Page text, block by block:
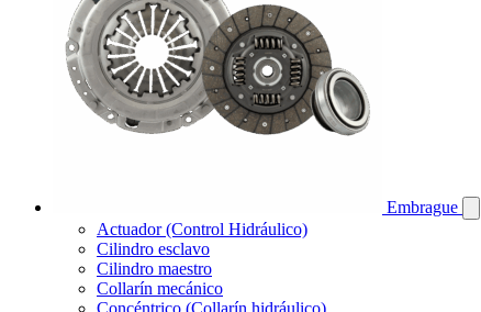
Embrague
Actuador (Control Hidráulico)
Cilindro esclavo
Cilindro maestro
Collarín mecánico
Concéntrico (Collarín hidráulico)